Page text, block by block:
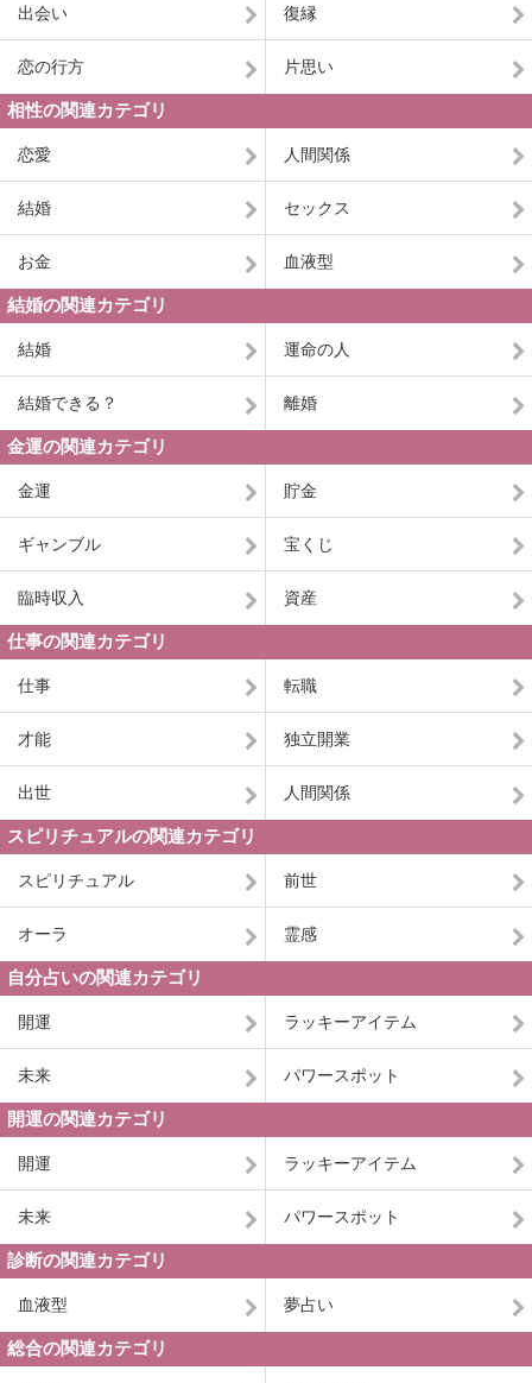
出会い 復縁
恋の行方 片思い
相性の関連カテゴリ
恋愛 人間関係
結婚 セックス
お金 血液型
結婚の関連カテゴリ
結婚 運命の人
結婚できる？ 離婚
金運の関連カテゴリ
金運 貯金
ギャンブル 宝くじ
臨時収入 資産
仕事の関連カテゴリ
仕事 転職
才能 独立開業
出世 人間関係
スピリチュアルの関連カテゴリ
スピリチュアル 前世
オーラ 霊感
自分占いの関連カテゴリ
開運 ラッキーアイテム
未来 パワースポット
開運の関連カテゴリ
開運 ラッキーアイテム
未来 パワースポット
診断の関連カテゴリ
血液型 夢占い
総合の関連カテゴリ